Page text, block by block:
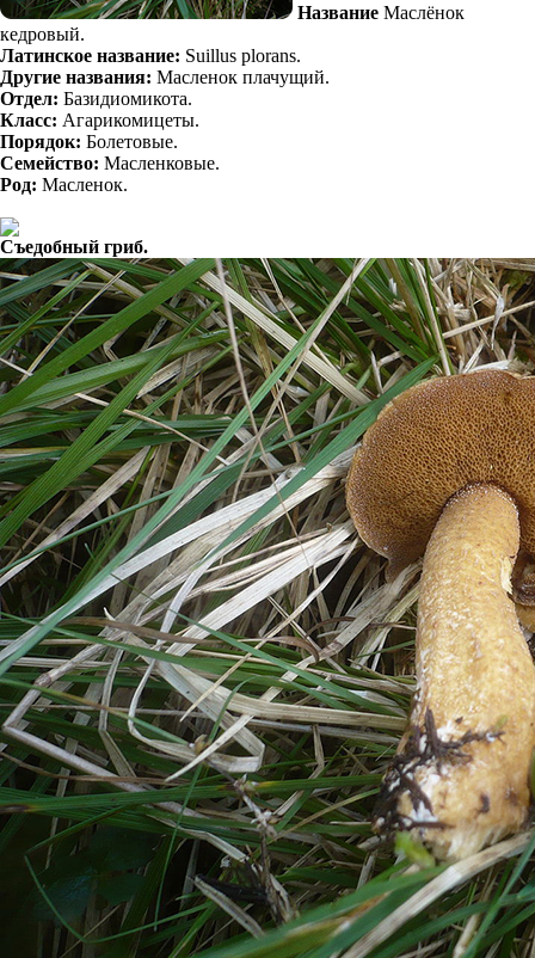
Название Маслёнок
кедровый.
Латинское название: Suillus plorans.
Другие названия: Масленок плачущий.
Отдел: Базидиомикота.
Класс: Агарикомицеты.
Порядок: Болетовые.
Семейство: Масленковые.
Род: Масленок.
Съедобный гриб.